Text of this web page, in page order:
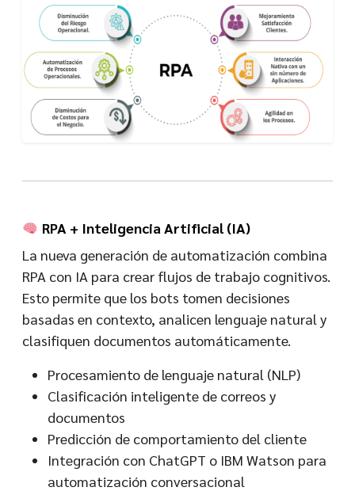
RPA + Inteligencia Artificial (IA)
La nueva generación de automatización combina
RPA con IA para crear flujos de trabajo cognitivos.
Esto permite que los bots tomen decisiones
basadas en contexto, analicen lenguaje natural y
clasifiquen documentos automáticamente.
Procesamiento de lenguaje natural (NLP)
Clasificación inteligente de correos y
documentos
Predicción de comportamiento del cliente
Integración con ChatGPT o IBM Watson para
automatización conversacional